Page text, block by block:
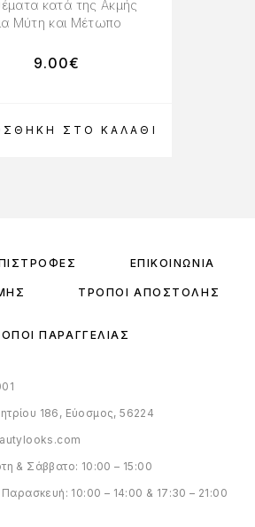
ΣΤΟ ΚΑΛΆΘΙ
κατά της Ακμής
Μύτη και Μέτωπο
9.00€
ΕΠΙΚΟΙΝΩΝΊΑ
ΤΡΌΠΟΙ ΑΠΟΣΤΟΛΉΣ
ΠΑΡΑΓΓΕΛΊΑΣ
186, Εύοσμος, 56224
& Σάββατο: 10:00 – 15:00
Παρασκευή: 10:00 – 14:00 & 17:30 – 21:00